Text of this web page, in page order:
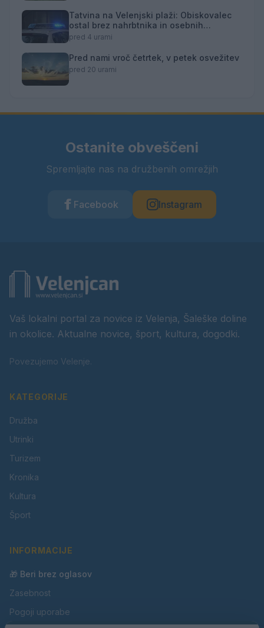
Tatvina na Velenjski plaži: Obiskovalec
ostal brez nahrbtnika in osebnih
predmetov
pred 4 urami
Pred nami vroč četrtek, v petek osvežitev
pred 20 urami
Ostanite obveščeni
Spremljajte nas na družbenih omrežjih
Facebook Instagram
Vaš lokalni portal za novice iz Velenja, Šaleške doline
in okolice. Aktualne novice, šport, kultura, dogodki.
Povezujemo Velenje.
KATEGORIJE
Družba
Utrinki
Turizem
Kronika
Kultura
Šport
INFORMACIJE
🎁 Beri brez oglasov
Zasebnost
Pogoji uporabe